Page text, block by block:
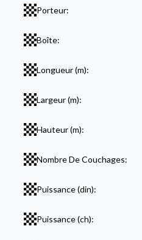
Porteur:
Boîte:
Longueur (m):
Largeur (m):
Hauteur (m):
Nombre De Couchages:
Puissance (din):
Puissance (ch):